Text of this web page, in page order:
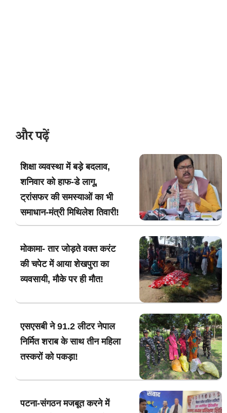
और पढ़ें
शिक्षा व्यवस्था में बड़े बदलाव,
शनिवार को हाफ-डे लागू,
ट्रांसफर की समस्याओं का भी
समाधान-मंत्री मिथिलेश तिवारी!
मोकामा- तार जोड़ते वक्त करंट
की चपेट में आया शेखपुरा का
व्यवसायी, मौके पर ही मौत!
एसएसबी ने 91.2 लीटर नेपाल
निर्मित शराब के साथ तीन महिला
तस्करों को पकड़ा!
पटना-संगठन मजबूत करने में